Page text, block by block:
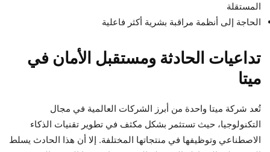
المستقلة
الحاجة إلى أنظمة مراقبة بشرية أكثر فاعلية
تداعيات الحادثة ومستقبل الأمان في
ميتا
تُعد شركة ميتا واحدة من أبرز الشركات العالمية في مجال
التكنولوجيا، حيث تستثمر بشكل مكثف في تطوير تقنيات الذكاء
الاصطناعي وتوظيفها في منتجاتها المختلفة. إلا أن هذا الحادث يسلط